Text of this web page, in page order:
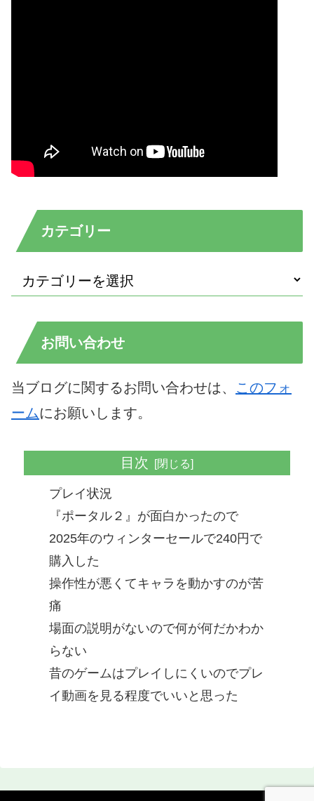
カテゴリー
お問い合わせ
当ブログに関するお問い合わせは、 このフォ
ームにお願いします。
目次
プレイ状況
『ポータル２』が面白かったので
2025年のウィンターセールで240円で
購入した
操作性が悪くてキャラを動かすのが苦
痛
場面の説明がないので何が何だかわか
らない
昔のゲームはプレイしにくいのでプレ
イ動画を見る程度でいいと思った